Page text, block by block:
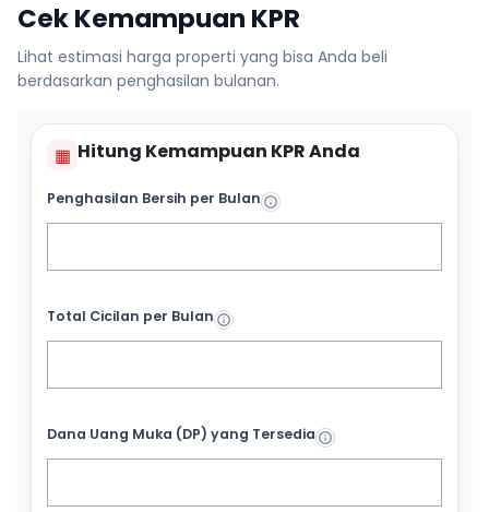
Cek Kemampuan KPR
Lihat estimasi harga properti yang bisa Anda beli
berdasarkan penghasilan bulanan.
▦ Hitung Kemampuan KPR Anda
Penghasilan Bersih per Bulan
Total Cicilan per Bulan
Dana Uang Muka (DP) yang Tersedia